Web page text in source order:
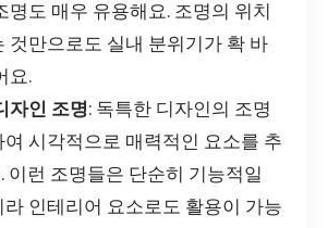
명도 매우 유용해요. 조명의 위치
것만으로도 실내 분위기가 확 바
요.
자인 조명: 독특한 디자인의 조명
시각적으로 매력적인 요소를 추
이런 조명들은 단순히 기능적일
인테리어 요소로도 활용이 가능